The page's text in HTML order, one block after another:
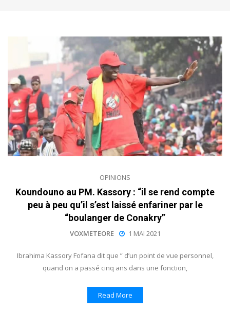
OPINIONS
Koundouno au PM. Kassory : “il se rend compte
peu à peu qu’il s’est laissé enfariner par le
“boulanger de Conakry”
VOXMETEORE 1 MAI 2021
Ibrahima Kassory Fofana dit que ” d’un point de vue personnel,
quand on a passé cinq ans dans une fonction,
Read More